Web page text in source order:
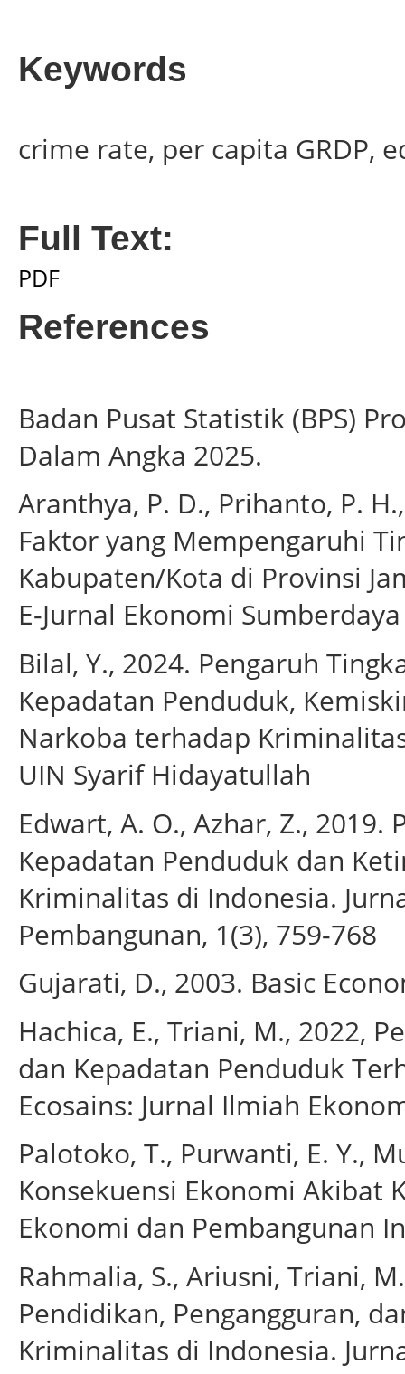
Keywords
crime rate, per capita GRDP,
Full Text:
PDF
References
Badan Pusat Statistik (BPS)
Dalam Angka 2025.
Aranthya, P. D., Prihanto, P.
Faktor yang Mempengaruhi
Kabupaten/Kota di Provinsi
E-Jurnal Ekonomi
Bilal, Y., 2024. Pengaruh
Kepadatan Penduduk,
Narkoba terhadap
UIN Syarif Hidayatullah
Edwart, A. O., Azhar, Z.,
Kepadatan Penduduk dan
Kriminalitas di Indonesia.
Pembangunan, 1(3), 759-768
Gujarati, D., 2003. Basic
Hachica, E., Triani, M., 2022,
dan Kepadatan Penduduk
Ecosains: Jurnal Ilmiah
Palotoko, T., Purwanti, E. Y.,
Konsekuensi Ekonomi Akibat
Ekonomi dan Pembangunan
Rahmalia, S., Ariusni, Triani,
Pendidikan, Pengangguran,
Kriminalitas di Indonesia.